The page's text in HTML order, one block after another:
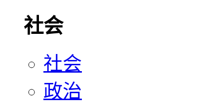
社会
社会
政治